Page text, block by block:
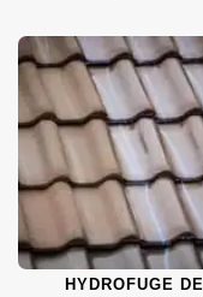
HYDROFUGE DE